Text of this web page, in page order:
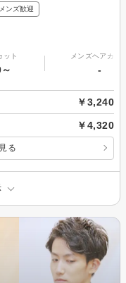
メンズ歓迎
ット メンズヘアカラ
-
￥3,240
￥4,320
る